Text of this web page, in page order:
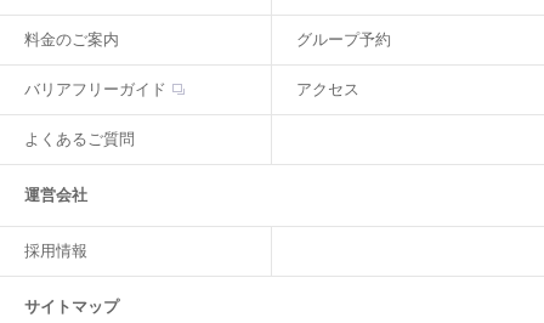
料金のご案内 グループ予約
バリアフリーガイド アクセス
よくあるご質問
運営会社
採用情報
サイトマップ